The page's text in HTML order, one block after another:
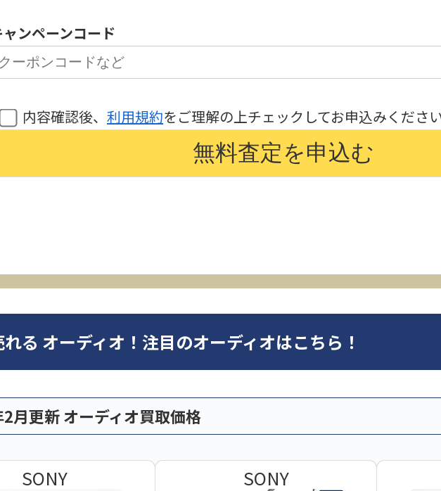
ャンペーンコード
内容確認後、 利用規約をご理解の上チェックしてお申込みくださ
る オーディオ！注目のオーディオはこちら！
月更新 オーディオ買取価格
SONY SONY